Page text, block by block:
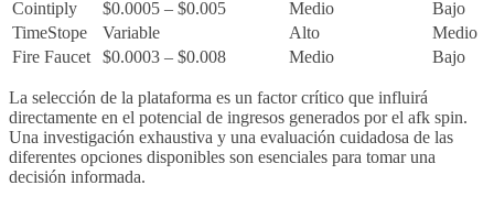
Cointiply
$0.0005 – $0.005 Medio
Bajo
TimeStope
Variable Alto
Medio
Fire Faucet
$0.0003 – $0.008 Medio Bajo
La selección de la plataforma es un factor crítico que influirá
directamente en el potencial de ingresos generados por el afk spin.
Una investigación exhaustiva y una evaluación cuidadosa de las
diferentes opciones disponibles son esenciales para tomar una
decisión informada.